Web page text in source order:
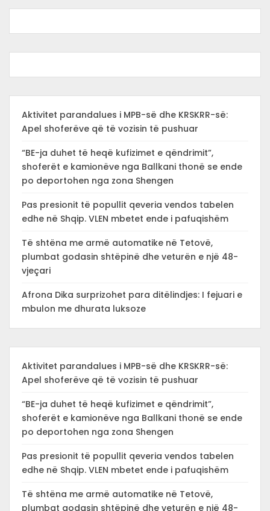
Aktivitet parandalues i MPB-së dhe KRSKRR-së:
Apel shoferëve që të vozisin të pushuar
“BE-ja duhet të heqë kufizimet e qëndrimit”,
shoferët e kamionëve nga Ballkani thonë se ende
po deportohen nga zona Shengen
Pas presionit të popullit qeveria vendos tabelen
edhe në Shqip. VLEN mbetet ende i pafuqishëm
Të shtëna me armë automatike në Tetovë,
plumbat godasin shtëpinë dhe veturën e një 48-
vjeçari
Afrona Dika surprizohet para ditëlindjes: I fejuari e
mbulon me dhurata luksoze
Aktivitet parandalues i MPB-së dhe KRSKRR-së:
Apel shoferëve që të vozisin të pushuar
“BE-ja duhet të heqë kufizimet e qëndrimit”,
shoferët e kamionëve nga Ballkani thonë se ende
po deportohen nga zona Shengen
Pas presionit të popullit qeveria vendos tabelen
edhe në Shqip. VLEN mbetet ende i pafuqishëm
Të shtëna me armë automatike në Tetovë,
plumbat godasin shtëpinë dhe veturën e një 48-